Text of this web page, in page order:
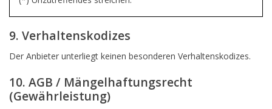
9. Verhaltenskodizes
Der Anbieter unterliegt keinen besonderen Verhaltenskodizes.
10. AGB / Mängelhaftungsrecht
(Gewährleistung)